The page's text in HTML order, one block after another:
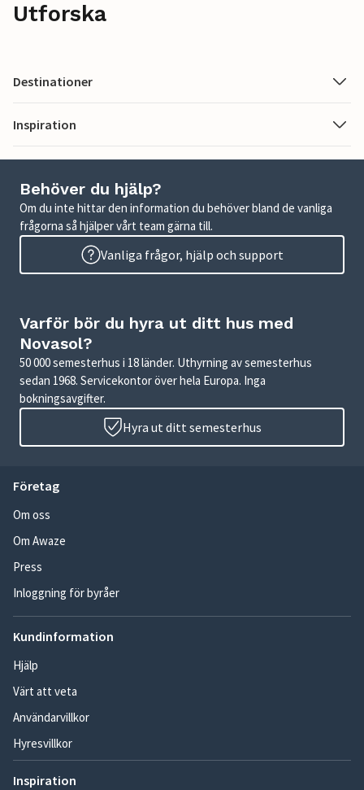
Utforska
Destinationer
Inspiration
Behöver du hjälp?
Om du inte hittar den information du behöver bland de vanliga
frågorna så hjälper vårt team gärna till.
Vanliga frågor, hjälp och support
Varför bör du hyra ut ditt hus med
Novasol?
50 000 semesterhus i 18 länder. Uthyrning av semesterhus
sedan 1968. Servicekontor över hela Europa. Inga
bokningsavgifter.
Hyra ut ditt semesterhus
Företag
Om oss
Om Awaze
Press
Inloggning för byråer
Kundinformation
Hjälp
Värt att veta
Användarvillkor
Hyresvillkor
Inspiration